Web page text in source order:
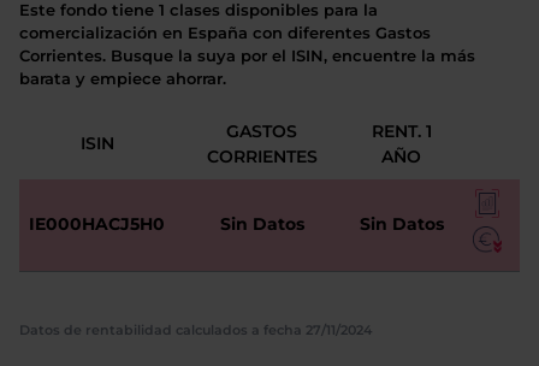
Este fondo tiene 1 clases disponibles para la
comercialización en España con diferentes Gastos
Corrientes. Busque la suya por el ISIN, encuentre la más
barata y empiece ahorrar.
ISIN
GASTOS
CORRIENTES
RENT. 1
AÑO
IE000HACJ5H0 Sin Datos Sin Datos
Datos de rentabilidad calculados a fecha 27/11/2024